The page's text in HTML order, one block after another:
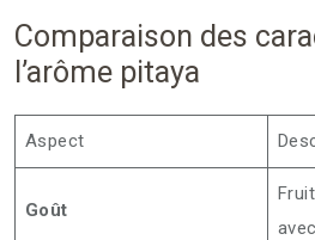
Comparaison des
l’arôme pitaya
Aspect
Goût